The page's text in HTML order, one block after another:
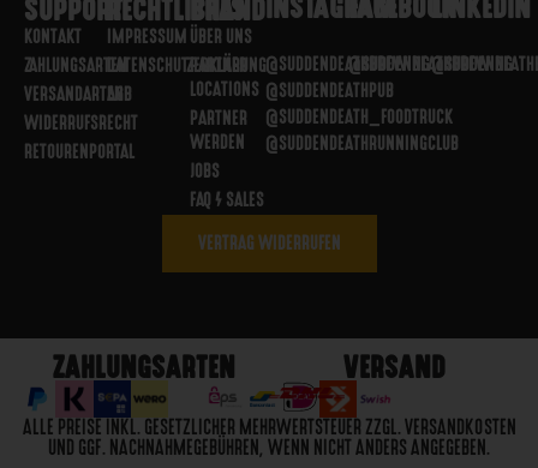
KONTAKT
ZAHLUNGSARTEN
VERSANDARTEN
WIDERRUFSRECHT
RETOURENPORTAL
IMPRESSUM
DATENSCHUTZERKLÄRUNG
AGB
ÜBER UNS
PARTNER
LOCATIONS
PARTNER
WERDEN
JOBS
FAQ / SALES
@SUDDENDEATHBREWING
@SUDDENDEATHPUB
@SUDDENDEATH_FOODTRUCK
@SUDDENDEATHRUNNINGCLUB
@SUDDENDEATHBREWING
VERTRAG WIDERRUFEN
ZAHLUNGSARTEN VERSAND
ALLE PREISE INKL. GESETZLICHER MEHRWERTSTEUER ZZGL. VERSANDKOSTEN
UND GGF. NACHNAHMEGEBÜHREN, WENN NICHT ANDERS ANGEGEBEN.